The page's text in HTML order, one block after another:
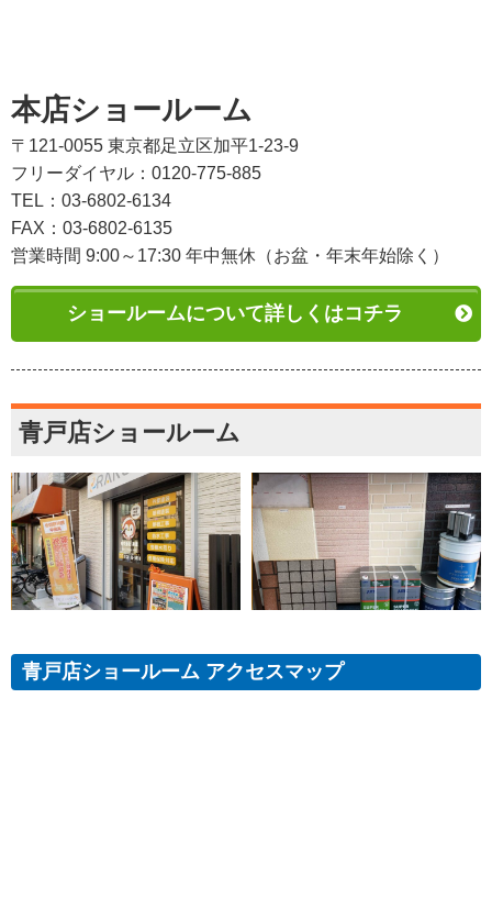
本店ショールーム
〒121-0055 東京都足立区加平1-23-9
フリーダイヤル：0120-775-885
TEL：03-6802-6134
FAX：03-6802-6135
営業時間 9:00～17:30 年中無休（お盆・年末年始除く）
ショールームについて詳しくはコチラ
青戸店ショールーム
青戸店ショールーム アクセスマップ